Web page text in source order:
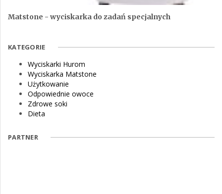
Matstone - wyciskarka do zadań specjalnych
KATEGORIE
Wyciskarki Hurom
Wyciskarka Matstone
Użytkowanie
Odpowiednie owoce
Zdrowe soki
Dieta
PARTNER